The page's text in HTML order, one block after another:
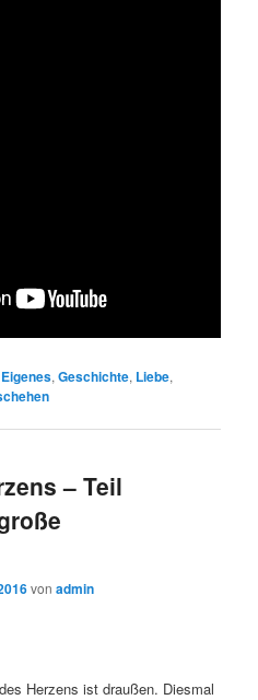
Eigenes,Geschichte, Liebe,
– Teil
vonadmin
Herzens ist draußen. Diesmal